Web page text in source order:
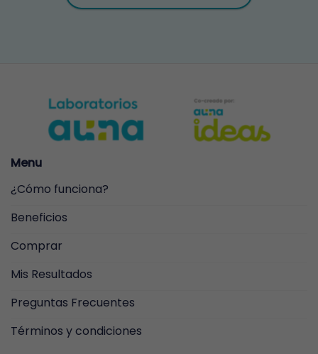
Menu
¿Cómo funciona?
Beneficios
Comprar
Mis Resultados
Preguntas Frecuentes
Términos y condiciones